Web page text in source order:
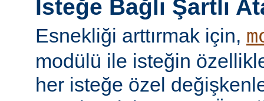
İsteğe Bağlı Şartlı
Esnekliği arttırmak için,
modülü ile isteğin
her isteğe özel